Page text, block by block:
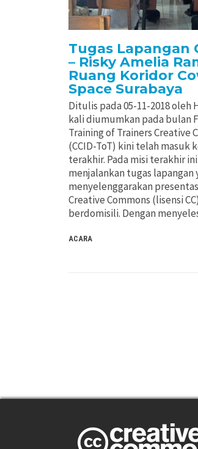
Tugas Lapangan
– Risky Amelia
Ruang Koridor
Space Surabaya
Ditulis pada 05-11-2018 oleh
kali diumumkan pada bulan
Training of Trainers Creative
(CCID-ToT) kini telah masuk
terakhir. Pada misi terakhir
menjalankan tugas lapangan
menyelenggarakan
Creative Commons (lisensi
berdomisili. Dengan
ACARA